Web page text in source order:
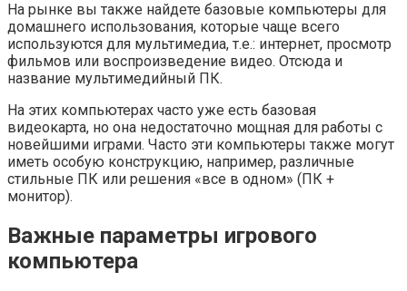
На рынке вы также найдете базовые компьютеры для
домашнего использования, которые чаще всего
используются для мультимедиа, т.е.: интернет, просмотр
фильмов или воспроизведение видео. Отсюда и
название мультимедийный ПК.
На этих компьютерах часто уже есть базовая
видеокарта, но она недостаточно мощная для работы с
новейшими играми. Часто эти компьютеры также могут
иметь особую конструкцию, например, различные
стильные ПК или решения «все в одном» (ПК +
монитор).
Важные параметры игрового
компьютера